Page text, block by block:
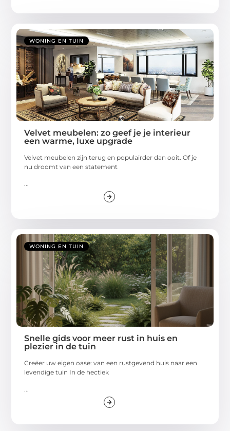
WONING EN TUIN
Velvet meubelen: zo geef je je interieur
een warme, luxe upgrade
Velvet meubelen zijn terug en populairder dan ooit. Of je
nu droomt van een statement
WONING EN TUIN
Snelle gids voor meer rust in huis en
plezier in de tuin
Creëer uw eigen oase: van een rustgevend huis naar een
levendige tuin In de hectiek